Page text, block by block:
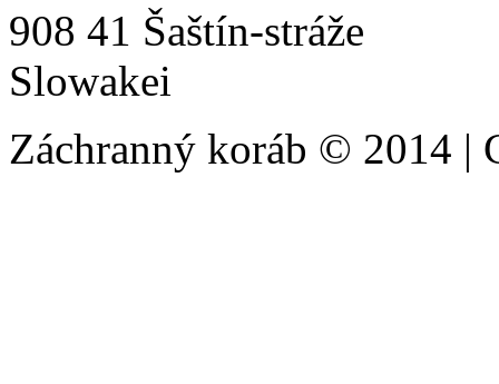
908 41 Šaštín-stráže
Slowakei
Záchranný koráb © 2014 |